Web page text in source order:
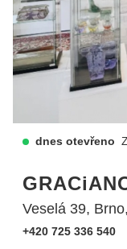
dnes otevřeno
Veselá 39,
+420 725 336 540